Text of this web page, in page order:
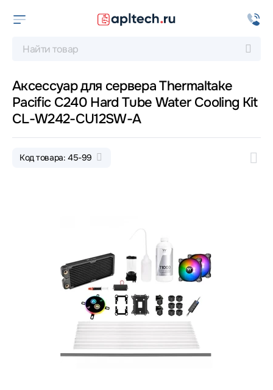
Аксессуар для сервера Thermaltake
Pacific C240 Hard Tube Water Cooling Kit
CL-W242-CU12SW-A
Код товара: 45-99